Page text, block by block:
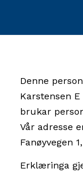
Denne
Karstensen
brukar
Vår adresse
Fanøyvegen
Erklæringa